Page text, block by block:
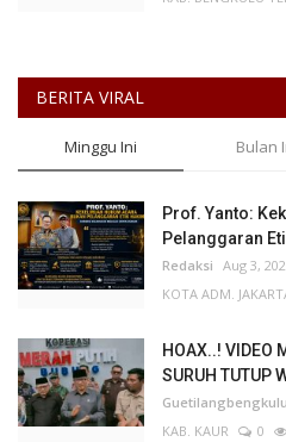
BERITA VIRAL
Minggu Ini Bulan
Prof. Yanto:
Pelanggaran
Redaksi Aug 3,
KOTA ADM.
HOAX..! VIDEO
SURUH TUTUP
KAB. KAUR
0